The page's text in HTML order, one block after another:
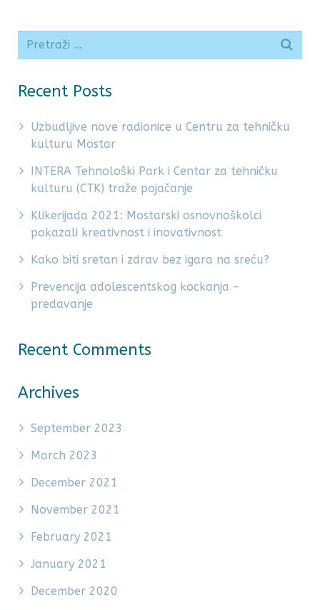
Recent Posts
Uzbudljive nove radionice u Centru za tehničku
kulturu Mostar
INTERA Tehnološki Park i Centar za tehničku
kulturu (CTK) traže pojačanje
Klikerijada 2021: Mostarski osnovnoškolci
pokazali kreativnost i inovativnost
Kako biti sretan i zdrav bez igara na sreću?
Prevencija adolescentskog kockanja –
predavanje
Recent Comments
Archives
September 2023
March 2023
December 2021
November 2021
February 2021
January 2021
December 2020